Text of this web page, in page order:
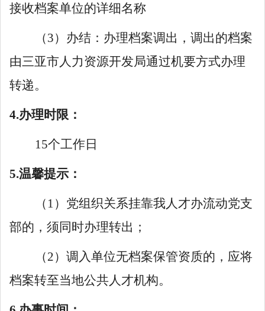
接收档案单位的详细名称
（3）办结：办理档案调出，调出的档案
由三亚市人力资源开发局通过机要方式办理
转递。
4.办理时限：
15个工作日
5.温馨提示：
（ 1）党组织关系挂靠我人才办流动党支
部的，须同时办理转出；
（2）调入单位无档案保管资质的，应将
档案转至当地公共人才机构。